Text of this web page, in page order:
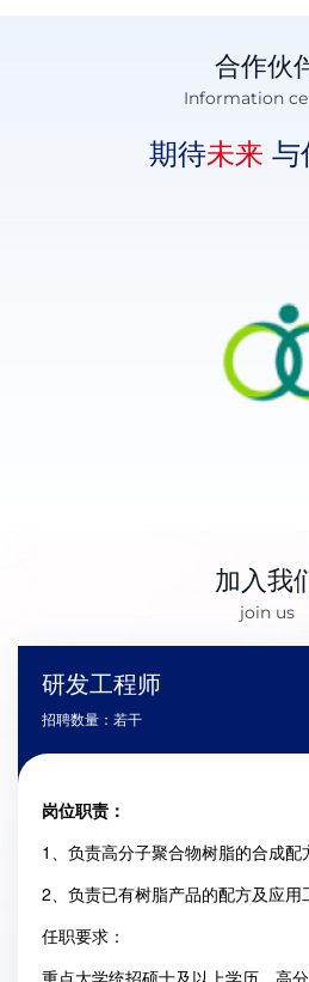
合作伙
Information
期待未来 与
加入我
join us
研发工程师
招聘数量：若干
岗位职责：
1、负责高分子聚合物树脂的合成配
2、负责已有树脂产品的配方及应用
任职要求：
重点大学统招硕士及以上学历，高